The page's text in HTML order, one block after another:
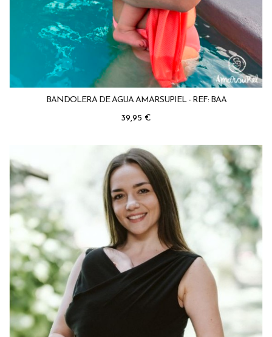
BANDOLERA DE AGUA AMARSUPIEL - REF: BAA
Precio
39,95 €